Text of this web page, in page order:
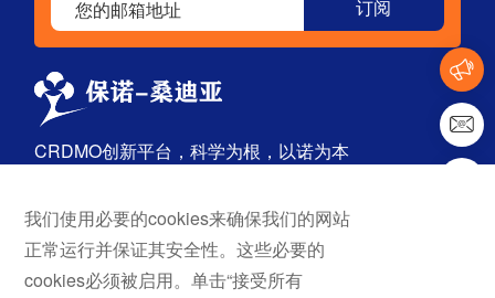
CRDMO创新平台，科学为根，以诺为本
首页
关于我们
探索
药物发现
我们使用必要的cookies来确保我们的网站
正常运行并保证其安全性。这些必要的
cookies必须被启用。单击“接受所有